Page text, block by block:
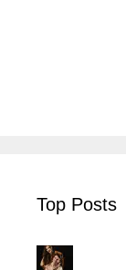
Top Posts